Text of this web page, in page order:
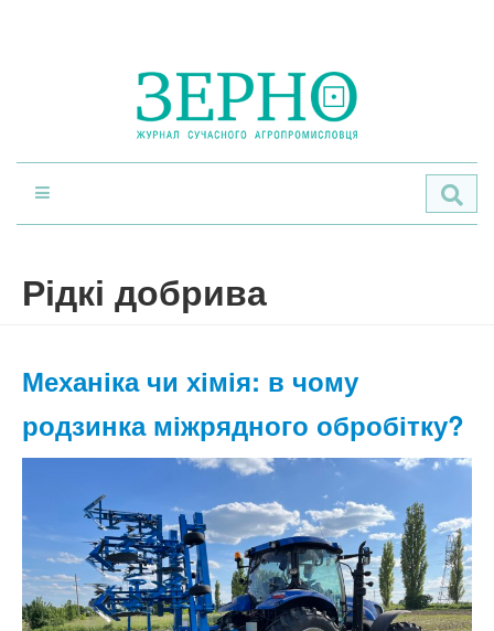
Рідкі добрива
Механіка чи хімія: в чому
родзинка міжрядного обробітку?